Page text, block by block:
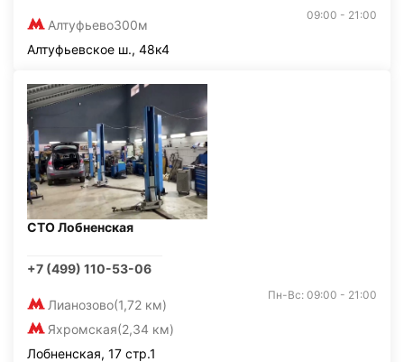
Алтуфьево300м
09:00 - 21:00
Алтуфьевское ш., 48к4
СТО Лобненская
+7 (499) 110-53-06
Лианозово(1,72 км)
Яхромская(2,34 км)
Пн-Вс: 09:00 - 21:00
Лобненская, 17 стр.1